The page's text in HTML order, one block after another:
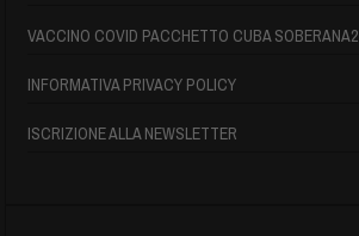
VACCINO COVID PACCHETTO CUBA SOBERANA2
INFORMATIVA PRIVACY POLICY
ISCRIZIONE ALLA NEWSLETTER